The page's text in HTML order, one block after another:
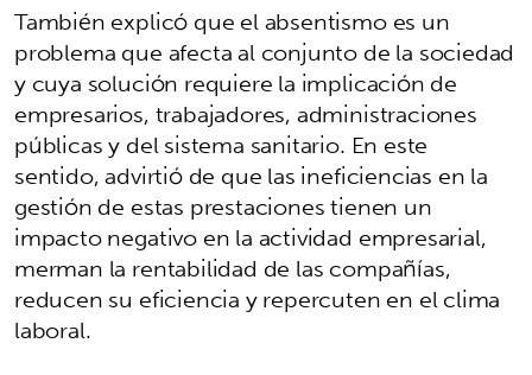
También explicó que el absentismo es un
problema que afecta al conjunto de la sociedad
y cuya solución requiere la implicación de
empresarios, trabajadores, administraciones
públicas y del sistema sanitario. En este
sentido, advirtió de que las ineficiencias en la
gestión de estas prestaciones tienen un
impacto negativo en la actividad empresarial,
merman la rentabilidad de las compañías,
reducen su eficiencia y repercuten en el clima
laboral.